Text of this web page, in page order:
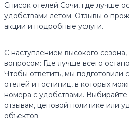
Список отелей Сочи, где лучше
удобствами летом. Отзывы о
акции и подробные услуги.
С наступлением высокого
вопросом: Где лучше всего
Чтобы ответить, мы подготовили
отелей и гостиниц, в которых
номера с удобствами. Выбирайте
отзывам, ценовой политике или
объектов.